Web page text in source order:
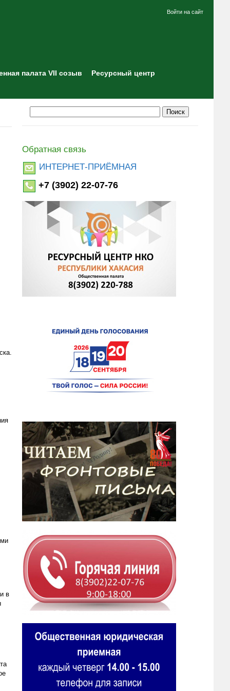
Войти на сайт
палата VII созыв Ресурсный центр
в
Обратная связь
ИНТЕРНЕТ-ПРИЁМНАЯ
+7 (3902) 22-07-76